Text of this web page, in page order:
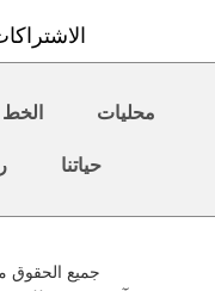
محليات
حياتنا
جميع الحقوق محفوظة